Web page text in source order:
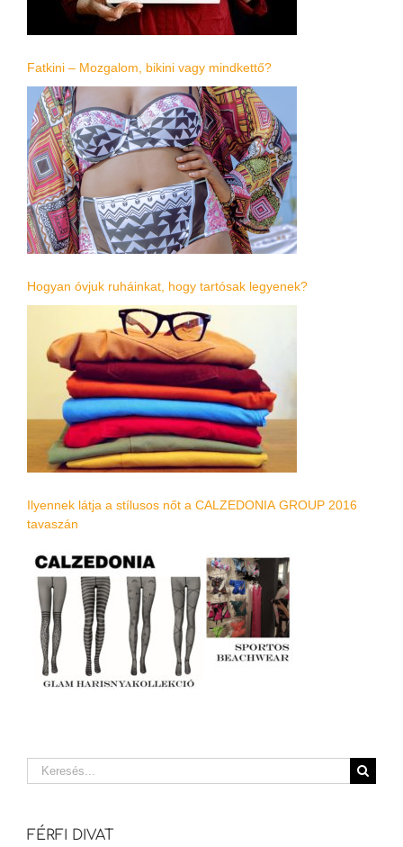
Fatkini – Mozgalom, bikini vagy mindkettő?
Hogyan óvjuk ruháinkat, hogy tartósak legyenek?
Ilyennek látja a stílusos nőt a CALZEDONIA GROUP 2016
tavaszán
Keresés...
FÉRFI DIVAT